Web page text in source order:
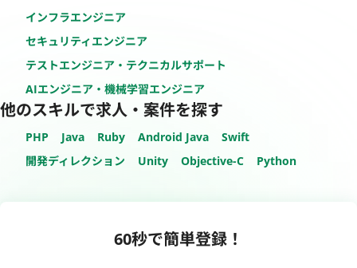
インフラエンジニア
セキュリティエンジニア
テストエンジニア・テクニカルサポート
AIエンジニア・機械学習エンジニア
他のスキルで求人・案件を探す
PHP Java Ruby Android Java
Swift
開発ディレクション
Unity Objective-C Python
60秒で簡単登録！